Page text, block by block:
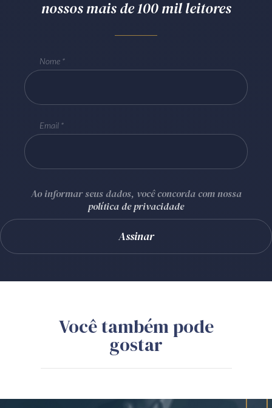
nossos mais de 100 mil leitores
Nome
Email
Ao informar seus dados, você concorda com nossa
política de privacidade
Você também pode
gostar